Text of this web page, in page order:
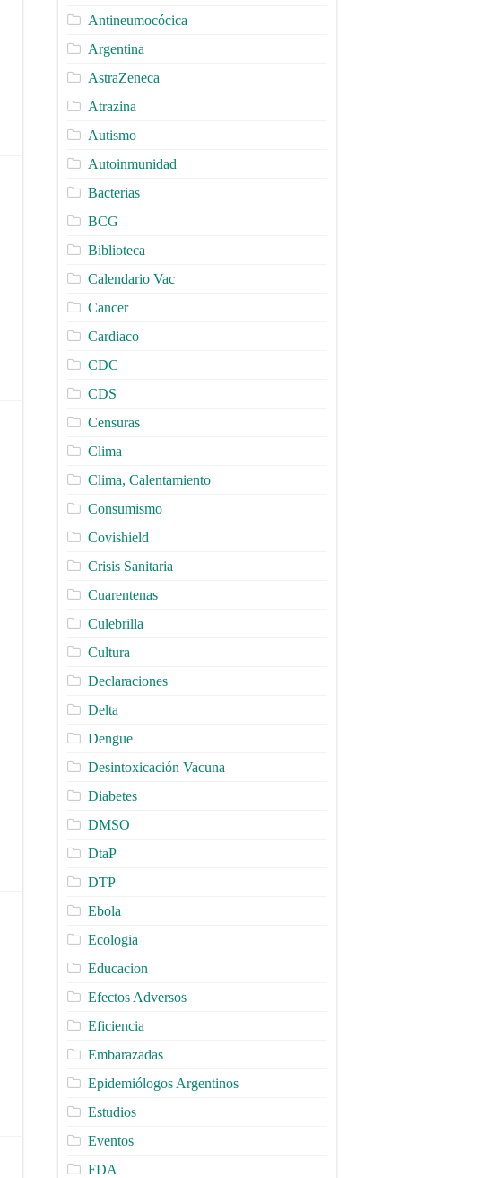
Antineumocócica
Argentina
AstraZeneca
Atrazina
Autismo
Autoinmunidad
Bacterias
BCG
Biblioteca
Calendario Vac
Cancer
Cardiaco
CDC
CDS
Censuras
Clima
Clima, Calentamiento
Consumismo
Covishield
Crisis Sanitaria
Cuarentenas
Culebrilla
Cultura
Declaraciones
Delta
Dengue
Desintoxicación Vacuna
Diabetes
DMSO
DtaP
DTP
Ebola
Ecologia
Educacion
Efectos Adversos
Eficiencia
Embarazadas
Epidemiólogos Argentinos
Estudios
Eventos
FDA